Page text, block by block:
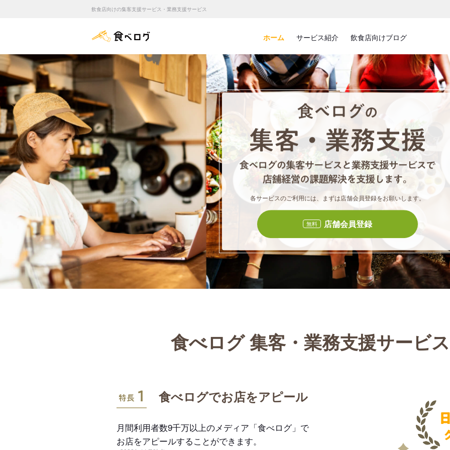
飲食店向けの集客支援サービス・業務支援サービス
ホーム サービス紹介 飲食店向けブログ
食べロ
各サービスのご利用には、まずは店舗会員登録をお願いします。
無料 店舗会員登録
食べログ 集客・業務支援サービ
特長1
食べログでお店をアピール
月間利用者数9千万以上のメディア「食べログ」で
お店をアピールすることができます。